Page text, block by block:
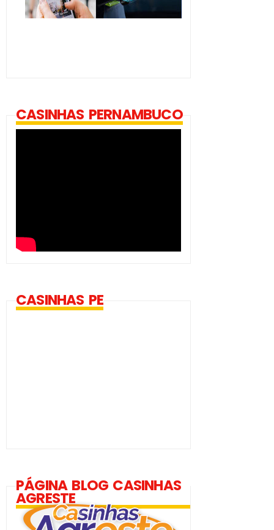
CASINHAS PERNAMBUCO
CASINHAS PE
PÁGINA BLOG CASINHAS
AGRESTE